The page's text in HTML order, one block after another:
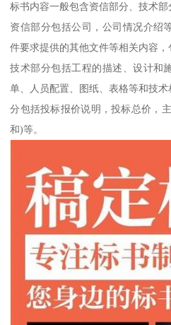
标书内容一般包含资信部分、技术部
资信部分包括公司，公司情况介绍
件要求提供的其他文件等相关内容，
技术部分包括工程的描述、设计和
单、人员配置、图纸、表格等和技术
分包括投标报价说明，投标总价，
和)等。